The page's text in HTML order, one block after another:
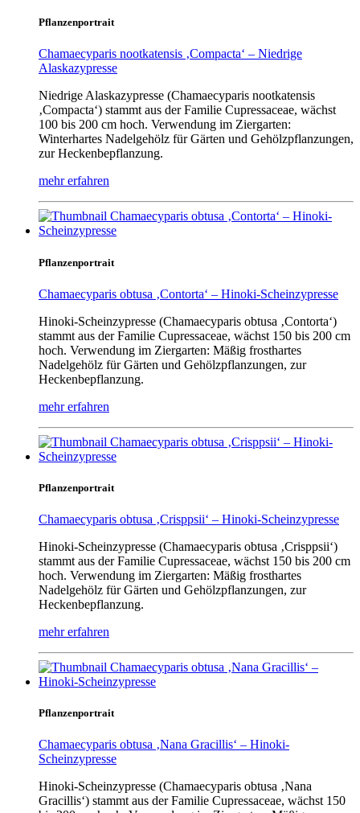
Pflanzenportrait
Chamaecyparis nootkatensis ‚Compacta‘ – Niedrige
Alaskazypresse
Niedrige Alaskazypresse (Chamaecyparis nootkatensis
‚Compacta‘) stammt aus der Familie Cupressaceae, wächst
100 bis 200 cm hoch. Verwendung im Ziergarten:
Winterhartes Nadelgehölz für Gärten und Gehölzpflanzungen,
zur Heckenbepflanzung.
mehr erfahren
Pflanzenportrait
Chamaecyparis obtusa ‚Contorta‘ – Hinoki-Scheinzypresse
Hinoki-Scheinzypresse (Chamaecyparis obtusa ‚Contorta‘)
stammt aus der Familie Cupressaceae, wächst 150 bis 200 cm
hoch. Verwendung im Ziergarten: Mäßig frosthartes
Nadelgehölz für Gärten und Gehölzpflanzungen, zur
Heckenbepflanzung.
mehr erfahren
Pflanzenportrait
Chamaecyparis obtusa ‚Crisppsii‘ – Hinoki-Scheinzypresse
Hinoki-Scheinzypresse (Chamaecyparis obtusa ‚Crisppsii‘)
stammt aus der Familie Cupressaceae, wächst 150 bis 200 cm
hoch. Verwendung im Ziergarten: Mäßig frosthartes
Nadelgehölz für Gärten und Gehölzpflanzungen, zur
Heckenbepflanzung.
mehr erfahren
Pflanzenportrait
Chamaecyparis obtusa ‚Nana Gracillis‘ – Hinoki-
Scheinzypresse
Hinoki-Scheinzypresse (Chamaecyparis obtusa ‚Nana
Gracillis‘) stammt aus der Familie Cupressaceae, wächst 150